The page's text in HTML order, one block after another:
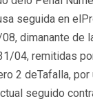
seguida en
dimanante de
04, remitidas
2 deTafalla,
seguido